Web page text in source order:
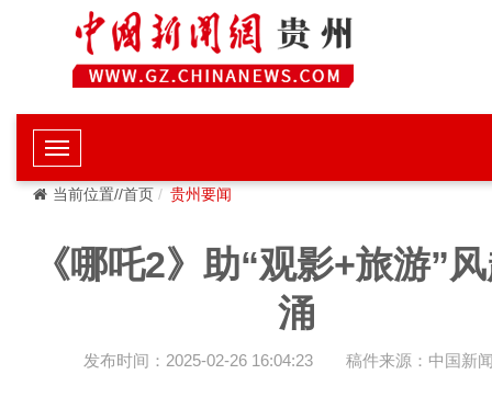
当前位置//首页 贵州要闻
《哪吒2》助“观影+旅游”
涌
发布时间：2025-02-26 16:04:23 稿件来源：中国新